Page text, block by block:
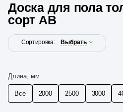
Доска для пола
сорт АВ
Сортировка: Выбрать
Длина, мм
Все 2000 2500 3000